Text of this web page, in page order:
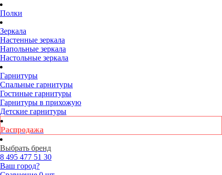
Полки
Зеркала
Настенные зеркала
Напольные зеркала
Настольные зеркала
Гарнитуры
Спальные гарнитуры
Гостиные гарнитуры
Гарнитуры в прихожую
Детские гарнитуры
Распродажа
Выбрать бренд
8 495 477 51 30
Ваш город?